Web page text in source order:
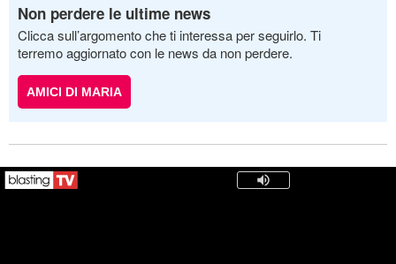
Non perdere le ultime news
Clicca sull’argomento che ti interessa per seguirlo. Ti
terremo aggiornato con le news da non perdere.
AMICI DI MARIA